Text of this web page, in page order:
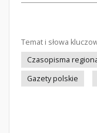
Temat i słowa
Czasopisma
Gazety polskie